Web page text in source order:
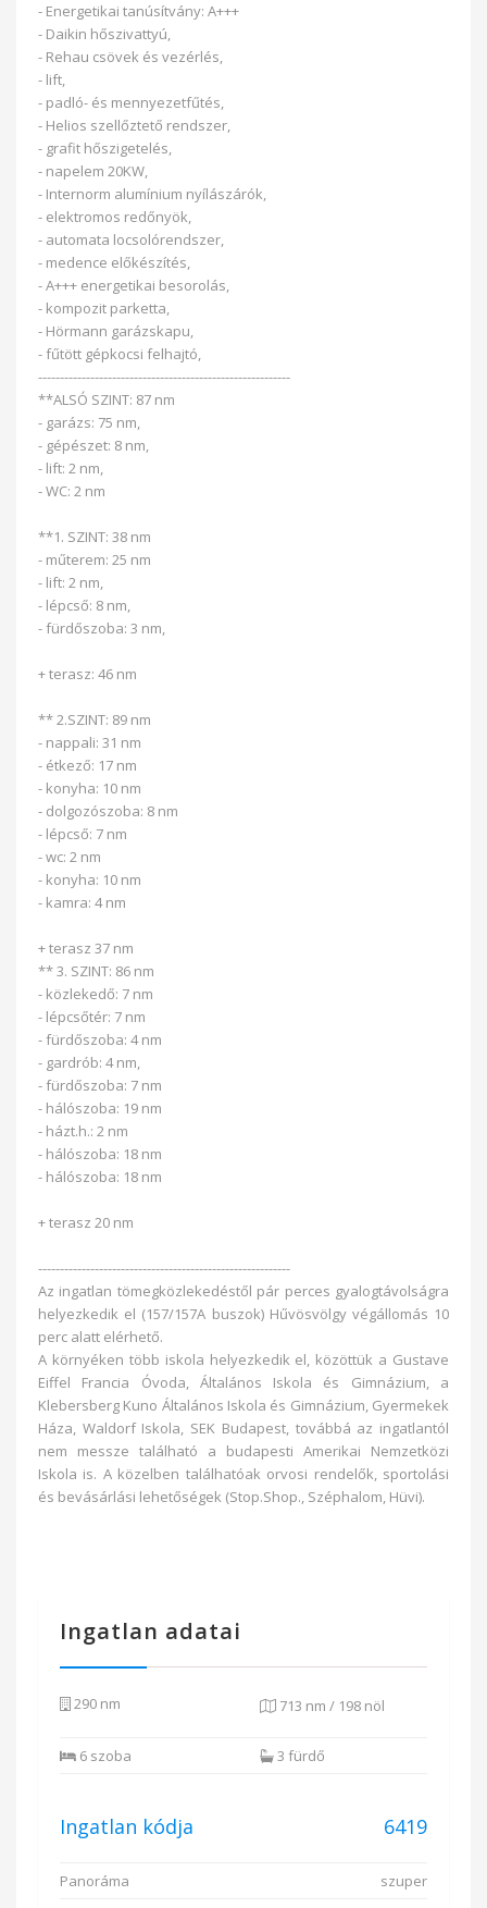
- Energetikai tanúsítvány: A+++
- Daikin hőszivattyú,
- Rehau csövek és vezérlés,
- lift,
- padló- és mennyezetfűtés,
- Helios szellőztető rendszer,
- grafit hőszigetelés,
- napelem 20KW,
- Internorm alumínium nyílászárók,
- elektromos redőnyök,
- automata locsolórendszer,
- medence előkészítés,
- A+++ energetikai besorolás,
- kompozit parketta,
- Hörmann garázskapu,
- fűtött gépkocsi felhajtó,
----------------------------------------------------------
**ALSÓ SZINT: 87 nm
- garázs: 75 nm,
- gépészet: 8 nm,
- lift: 2 nm,
- WC: 2 nm
**1. SZINT: 38 nm
- műterem: 25 nm
- lift: 2 nm,
- lépcső: 8 nm,
- fürdőszoba: 3 nm,
+ terasz: 46 nm
** 2.SZINT: 89 nm
- nappali: 31 nm
- étkező: 17 nm
- konyha: 10 nm
- dolgozószoba: 8 nm
- lépcső: 7 nm
- wc: 2 nm
- konyha: 10 nm
- kamra: 4 nm
+ terasz 37 nm
** 3. SZINT: 86 nm
- közlekedő: 7 nm
- lépcsőtér: 7 nm
- fürdőszoba: 4 nm
- gardrób: 4 nm,
- fürdőszoba: 7 nm
- hálószoba: 19 nm
- házt.h.: 2 nm
- hálószoba: 18 nm
- hálószoba: 18 nm
+ terasz 20 nm
----------------------------------------------------------
Az ingatlan tömegközlekedéstől pár perces gyalogtávolságra
helyezkedik el (157/157A buszok) Hűvösvölgy végállomás 10
perc alatt elérhető.
A környéken több iskola helyezkedik el, közöttük a Gustave
Eiffel Francia Óvoda, Általános Iskola és Gimnázium, a
Klebersberg Kuno Általános Iskola és Gimnázium, Gyermekek
Háza, Waldorf Iskola, SEK Budapest, továbbá az ingatlantól
nem messze található a budapesti Amerikai Nemzetközi
Iskola is. A közelben találhatóak orvosi rendelők, sportolási
és bevásárlási lehetőségek (Stop.Shop., Széphalom, Hüvi).
Ingatlan adatai
290 nm 713 nm / 198 nöl
6 szoba 3 fürdő
Ingatlan kódja 6419
Panoráma
szuper